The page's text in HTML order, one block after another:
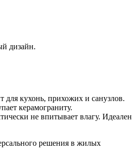
дизайн.
для кухонь, прихожих и санузлов.
керамограниту.
не впитывает влагу. Идеален
решения в жилых